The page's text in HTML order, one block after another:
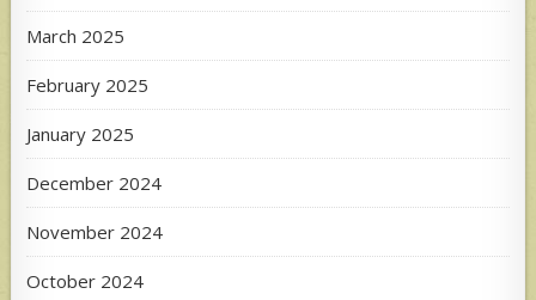
March 2025
February 2025
January 2025
December 2024
November 2024
October 2024